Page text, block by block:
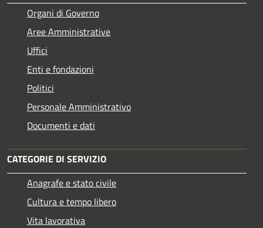
Organi di Governo
Aree Amministrative
Uffici
Enti e fondazioni
Politici
Personale Amministrativo
Documenti e dati
CATEGORIE DI SERVIZIO
Anagrafe e stato civile
Cultura e tempo libero
Vita lavorativa